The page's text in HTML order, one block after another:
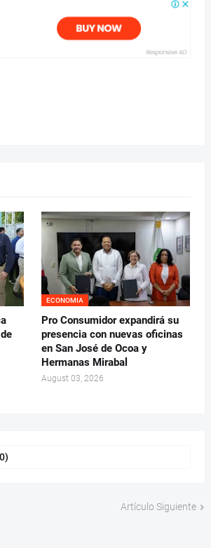
ECONOMIA
Pro Consumidor expandirá su
presencia con nuevas oficinas
en San José de Ocoa y
Hermanas Mirabal
August 03, 2026
Artículo Siguiente